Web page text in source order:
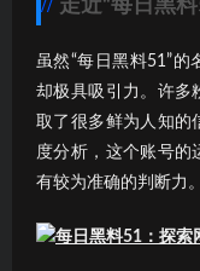
走近“每日黑
虽然“每日黑料51”
却极具吸引力。许多
取了很多鲜为人知的
度分析，这个账号的
有较为准确的判断力。